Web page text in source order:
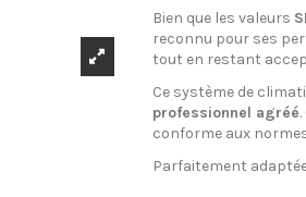
Bien que les valeurs
reconnu pour ses
tout en restant
Ce système de
professionnel agréé
conforme aux
Parfaitement